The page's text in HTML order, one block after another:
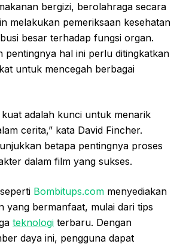
bergizi, berolahraga secara
melakukan pemeriksaan kesehatan
besar terhadap fungsi organ.
pentingnya hal ini perlu ditingkatkan
untuk mencegah berbagai
adalah kunci untuk menarik
cerita,” kata David Fincher.
betapa pentingnya proses
dalam film yang sukses.
Bombitups.com menyediakan
yang bermanfaat, mulai dari tips
teknologi terbaru. Dengan
daya ini, pengguna dapat